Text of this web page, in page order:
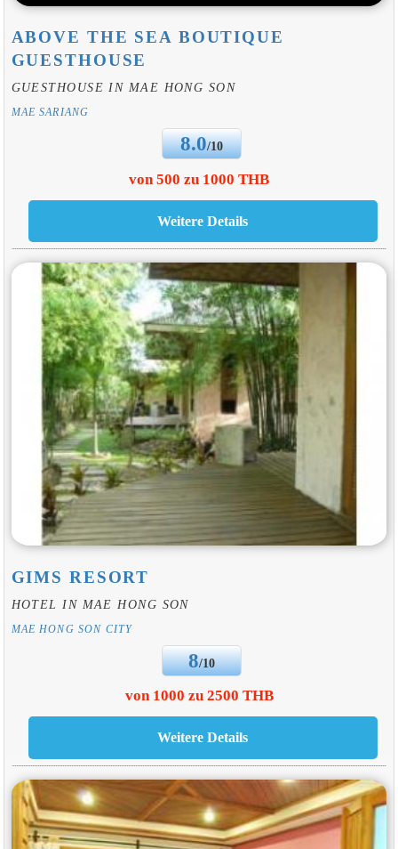
ABOVE THE SEA BOUTIQUE
GUESTHOUSE
GUESTHOUSE IN MAE HONG SON
MAE SARIANG
8.0/10
von 500 zu 1000 THB
GIMS RESORT
HOTEL IN MAE HONG SON
MAE HONG SON CITY
8/10
von 1000 zu 2500 THB